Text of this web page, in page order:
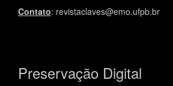
Contato: revistaclaves@emo.ufpb.br
Preservação Digital